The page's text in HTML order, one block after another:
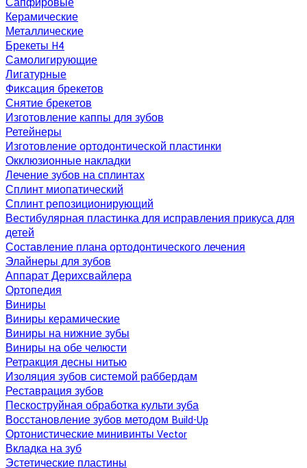
Сапфировые
Керамические
Металлические
Брекеты H4
Самолигирующие
Лигатурные
Фиксация брекетов
Снятие брекетов
Изготовление каппы для зубов
Ретейнеры
Изготовление ортодонтической пластинки
Окклюзионные накладки
Лечение зубов на сплинтах
Сплинт миопатический
Сплинт репозиционирующий
Вестибулярная пластинка для исправления прикуса для
детей
Составление плана ортодонтического лечения
Элайнеры для зубов
Аппарат Дерихсвайлера
Ортопедия
Виниры
Виниры керамические
Виниры на нижние зубы
Виниры на обе челюсти
Ретракция десны нитью
Изоляция зубов системой раббердам
Реставрация зубов
Пескоструйная обработка культи зуба
Восстановление зубов методом Build-Up
Ортонистические минивинты Vector
Вкладка на зуб
Эстетические пластины